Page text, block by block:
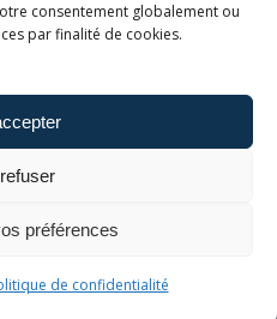
consentement globalement ou
par finalité de cookies.
préférences
de confidentialité
Mentions légales
- Blois.